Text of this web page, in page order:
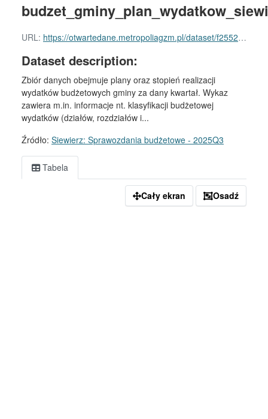
URL: https://otwartedane.metropoliagzm.pl/dataset/f2552cff-ce3c-4b02-9918-bb7e749e72f7/resource/00413e99-ee1b-428a-b550-35f75067ab35/download/budzet_gminy_plan_wydatkow_siewierz.csv
Dataset description:
Zbiór danych obejmuje plany oraz stopień realizacji
wydatków budżetowych gminy za dany kwartał. Wykaz
zawiera m.in. informacje nt. klasyfikacji budżetowej
wydatków (działów, rozdziałów i...
Źródło: Siewierz: Sprawozdania budżetowe - 2025Q3
Tabela
Cały ekran Osadź